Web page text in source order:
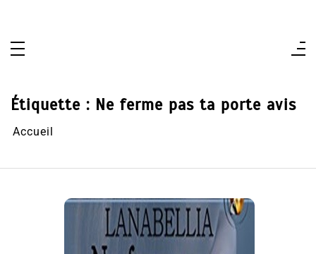
Étiquette : Ne ferme pas ta porte avis
Accueil